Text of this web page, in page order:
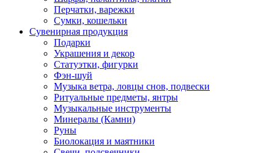
Перчатки, варежки
Сумки, кошельки
Сувенирная продукция
Подарки
Украшения и декор
Статуэтки, фигурки
Фэн-шуй
Музыка ветра, ловцы снов, подвески
Ритуальные предметы, янтры
Музыкальные инструменты
Минералы (Камни)
Руны
Биолокация и маятники